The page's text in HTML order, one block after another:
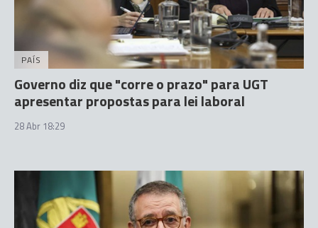
PAÍS
Governo diz que "corre o prazo" para UGT
apresentar propostas para lei laboral
28 Abr 18:29